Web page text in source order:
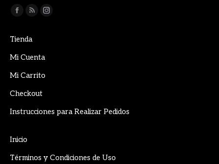
Encuéntranos en:
Facebook
opens
in
window
Rss
opens
in
window
Instagram
Tienda
Mi Cuenta
Mi Carrito
Checkout
Instrucciones para Realizar Pedidos
Inicio
Términos y Condiciones de Uso